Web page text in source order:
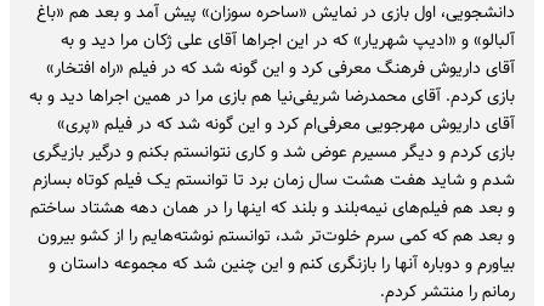
دانشجویی، اول بازی در نمایش «ساحره سوزان» پیش آمد و بعد هم «باغ
آلبالو» و «ادیپ شهریار» که در این اجراها آقای علی ژکان مرا دید و به
آقای داریوش فرهنگ معرفی کرد و این گونه شد که در فیلم «راه افتخار»
بازی کردم. آقای محمدرضا شریفی‌نیا هم بازی مرا در همین اجراها دید و به
آقای داریوش مهرجویی معرفی‌ام کرد و این گونه شد که در فیلم «پری»
بازی کردم و دیگر مسیرم عوض شد و کاری نتوانستم بکنم و درگیر بازیگری
شدم و شاید هفت هشت سال زمان برد تا توانستم یک فیلم کوتاه بسازم
و بعد هم فیلم‌های نیمه‌بلند و بلند که اینها را در همان دهه هشتاد ساختم
و بعد هم که کمی سرم خلوت‌تر شد، توانستم نوشته‌هایم را از کشو بیرون
بیاورم و دوباره آنها را بازنگری کنم و این چنین شد که مجموعه داستان و
رمانم را منتشر کردم.